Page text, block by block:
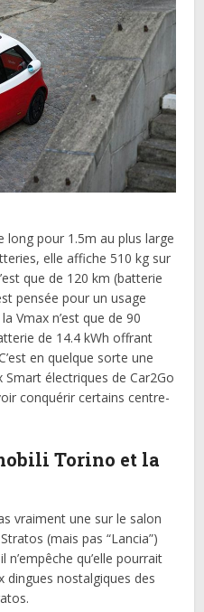
long pour 1.5m au plus large
elle affiche 510 kg sur
que de 120 km (batterie
pensée pour un usage
Vmax n’est que de 90
de 14.4 kWh offrant
en quelque sorte une
électriques de Car2Go
conquérir certains centre-
Torino et la
vraiment une sur le salon
(mais pas “Lancia”)
n’empêche qu’elle pourrait
dingues nostalgiques des